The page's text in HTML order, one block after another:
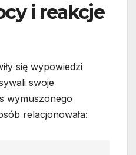
i reakcje
się wypowiedzi
swoje
wymuszonego
relacjonowała: